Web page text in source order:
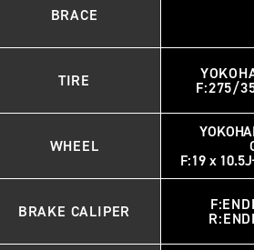
BRACE
TIRE
F:275/
WHEEL
F:19 x
BRAKE CALIPER